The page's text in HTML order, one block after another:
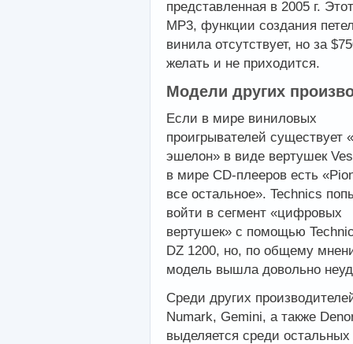
представленная в 2005 г.
MP3, функции создания
винила отсутствует, но за
желать и не приходится.
Модели других
Если в мире виниловых
проигрывателей существует
эшелон» в виде вертушек
в мире CD-плееров есть «
все остальное». Technics
войти в сегмент «цифровых
вертушек» с помощью
DZ 1200, но, по общему
модель вышла довольно
Среди других
Numark, Gemini, а также
выделяется среди